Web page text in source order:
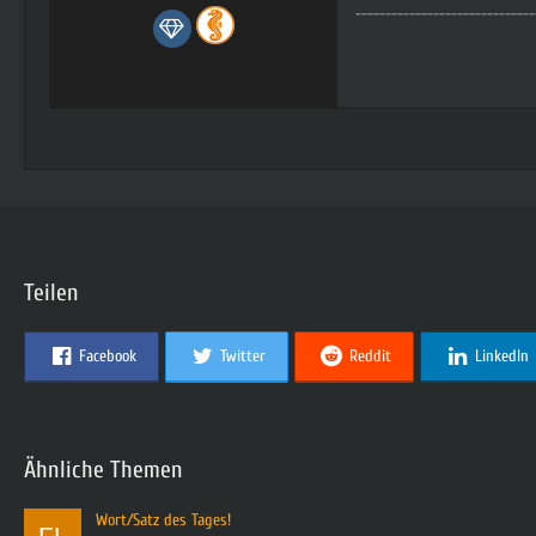
Teilen
Facebook Twitter Reddit LinkedIn
Ähnliche Themen
Wort/Satz des Tages!